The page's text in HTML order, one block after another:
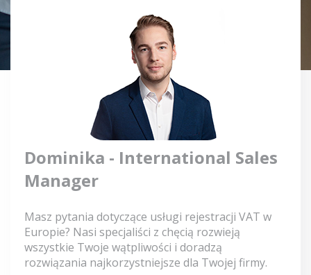
Dominika - International Sales
Manager
Masz pytania dotyczące usługi rejestracji VAT w
Europie? Nasi specjaliści z chęcią rozwieją
wszystkie Twoje wątpliwości i doradzą
rozwiązania najkorzystniejsze dla Twojej firmy.